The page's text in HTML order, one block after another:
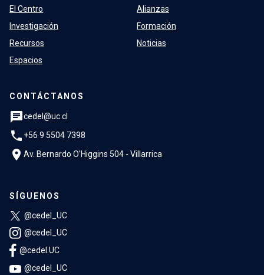
El Centro
Investigación
Recursos
Espacios
Alianzas
Formación
Noticias
CONTÁCTANOS
chatcedel@uc.cl
phone +56 9 5504 7398
location_on Av. Bernardo O'Higgins 504 - Villarrica
SÍGUENOS
@cedel_UC
@cedel_UC
@cedel.UC
@cedel_UC